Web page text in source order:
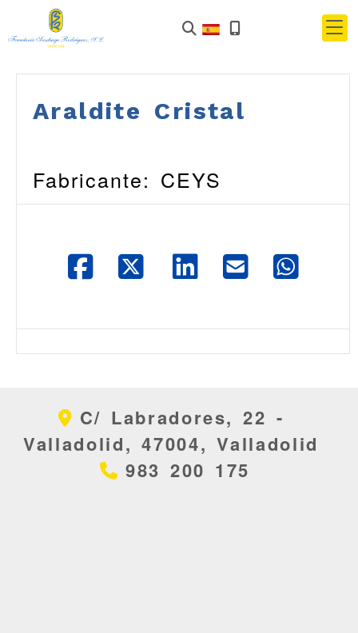
Araldite Cristal
Fabricante: CEYS
C/ Labradores, 22 -
Valladolid,47004,Valladolid
983 200 175